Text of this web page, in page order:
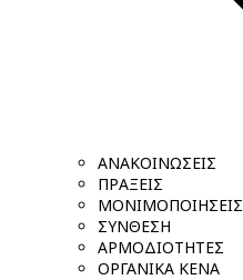
ΑΝΑΚΟΙΝΩΣΕΙΣ
ΠΡΑΞΕΙΣ
ΜΟΝΙΜΟΠΟΙΗΣΕΙΣ
ΣΥΝΘΕΣΗ
ΑΡΜΟΔΙΟΤΗΤΕΣ
ΟΡΓΑΝΙΚΑ ΚΕΝΑ